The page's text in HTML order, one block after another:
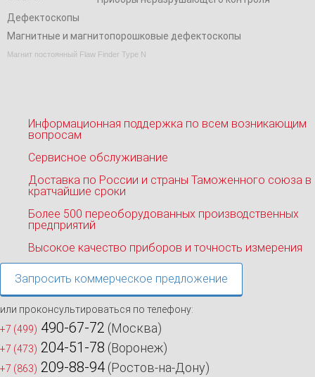
Дефектоскопы
Магнитные и магнитопорошковые дефектоскопы
Магнит постоянный Flaw Finder Type N
Информационная поддержка по всем возникающим
вопросам
Сервисное обслуживание
Доставка по России и страны Таможенного союза в
кратчайшие сроки
Более 500 переоборудованных производственных
предприятий
Высокое качество приборов и точность измерения
Запросить коммерческое предложение
или проконсультироваться по телефону:
+7 (499) 490-67-72 (Москва)
+7 (473) 204-51-78 (Воронеж)
+7 (863) 209-88-94 (Ростов-на-Дону)